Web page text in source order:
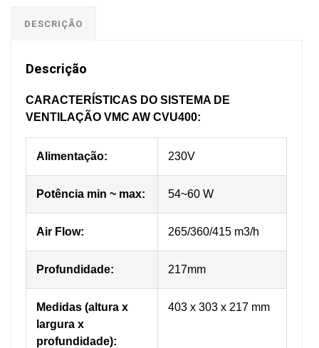
DESCRIÇÃO
Descrição
CARACTERÍSTICAS DO SISTEMA DE
VENTILAÇÃO VMC AW CVU400:
Alimentação: 230V
Potência min ~ max: 54~60 W
Air Flow: 265/360/415 m3/h
Profundidade: 217mm
Medidas (altura x
largura x
profundidade):
403 x 303 x 217 mm